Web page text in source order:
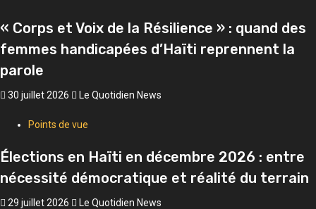
« Corps et Voix de la Résilience » : quand des
femmes handicapées d’Haïti reprennent la
parole
30 juillet 2026 Le Quotidien News
Points de vue
Élections en Haïti en décembre 2026 : entre
nécessité démocratique et réalité du terrain
29 juillet 2026 Le Quotidien News